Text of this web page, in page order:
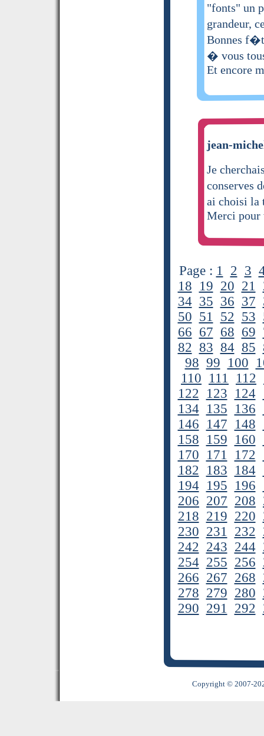
"fonts" un
grandeur,
Bonnes
� vous
Et encore
jean-
Je
conserves
ai choisi la
Merci pour
Page : 1 2 3
18 19 20 21
34 35 36 37
50 51 52 53
66 67 68 69
82 83 84 85
98 99 100
110 111 112
122 123 124
134 135 136
146 147 148
158 159 160
170 171 172
182 183 184
194 195 196
206 207 208
218 219 220
230 231 232
242 243 244
254 255 256
266 267 268
278 279 280
290 291 292
Copyright © 2007-